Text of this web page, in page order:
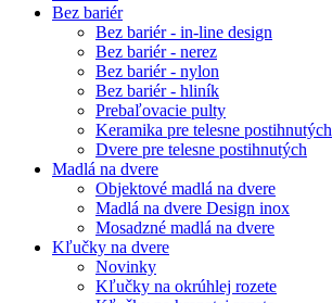
Bez bariér
Bez bariér - in-line design
Bez bariér - nerez
Bez bariér - nylon
Bez bariér - hliník
Prebaľovacie pulty
Keramika pre telesne postihnutých
Dvere pre telesne postihnutých
Madlá na dvere
Objektové madlá na dvere
Madlá na dvere Design inox
Mosadzné madlá na dvere
Kľučky na dvere
Novinky
Kľučky na okrúhlej rozete